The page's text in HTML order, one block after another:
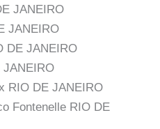
JANEIRO
JANEIRO
DE JANEIRO
JANEIRO
RIO DE JANEIRO
Fontenelle RIO DE